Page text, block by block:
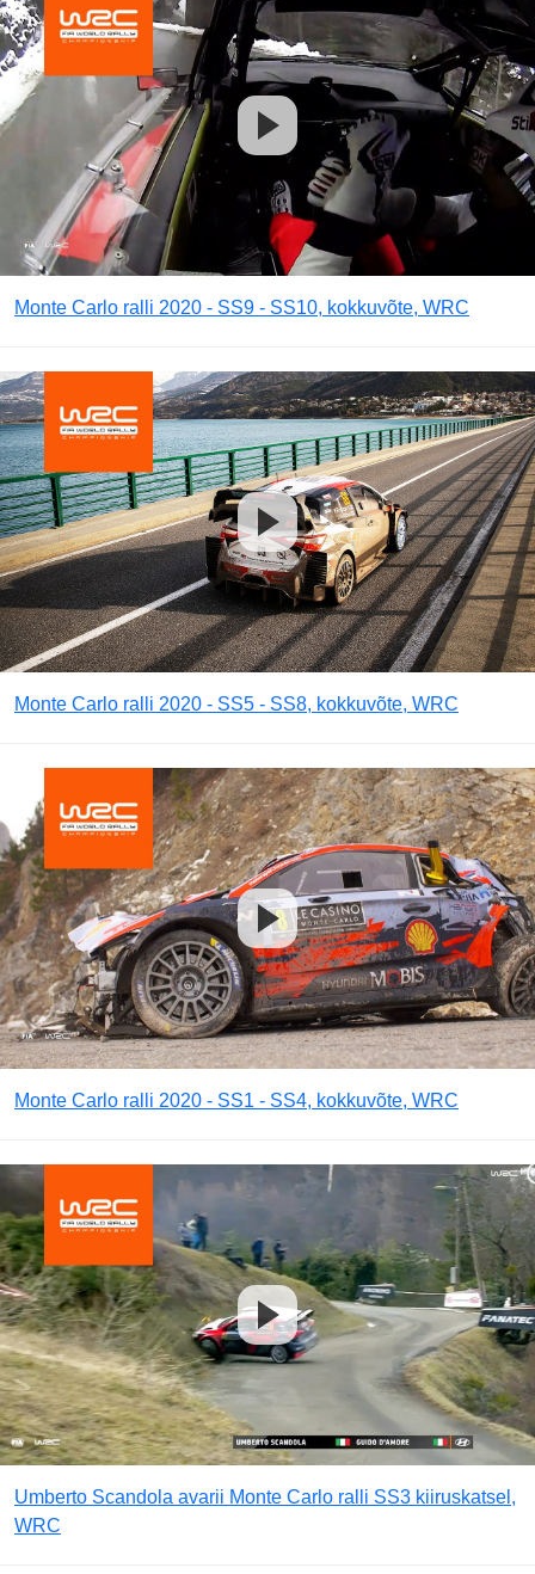
Monte Carlo ralli 2020 - SS9 - SS10, kokkuvõte, WRC
Monte Carlo ralli 2020 - SS5 - SS8, kokkuvõte, WRC
Monte Carlo ralli 2020 - SS1 - SS4, kokkuvõte, WRC
Umberto Scandola avarii Monte Carlo ralli SS3 kiiruskatsel,
WRC